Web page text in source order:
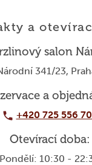
a
salon
341/23,
a
+420 725 556
Otevírací doba:
Pondělí: 10:30 -